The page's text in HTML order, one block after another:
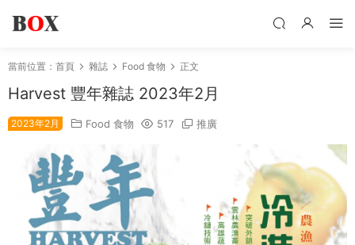
當前位置： 首頁 雜誌 Food 食物 正文
Harvest 豐年雜誌 2023年2月
2023年2月 Food 食物 517 推廣